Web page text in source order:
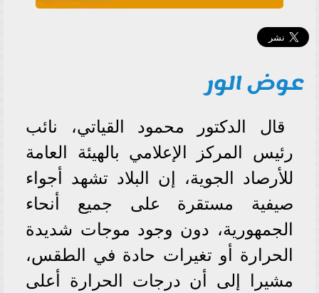
عوض الور
قال الدكتور محمود القياتي، نائب
رئيس المركز الإعلامي بالهيئة العامة
للأرصاد الجوية، إن البلاد تشهد أجواء
صيفية مستقرة على جميع أنحاء
الجمهورية، دون وجود موجات شديدة
الحرارة أو تغيرات حادة في الطقس،
مشيرا إلى أن درجات الحرارة أعلى